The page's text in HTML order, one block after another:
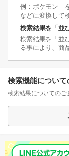
例：ポケモン
などに変換して
検索結果を「並
検索結果を「並
る事により、商
検索機能につい
検索結果についてのご